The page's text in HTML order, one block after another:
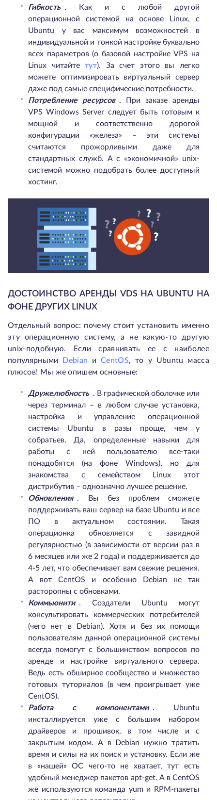
Гибкость . Как и с любой другой
операционной системой на основе Linux, с
Ubuntu у вас максимум возможностей в
индивидуальной и тонкой настройке буквально
всех параметров (о базовой настройке VPS на
Linux читайтетут). За счет этого вы легко
можете оптимизировать виртуальный сервер
даже под самые специфические потребности.
Потребление ресурсов . При заказе аренды
VPS Windows Server следует быть готовым к
мощной и соответственно дорогой
конфигурации «железа» – эти системы
считаются прожорливыми даже для
стандартных служб. А с «экономичной» unix-
системой можно подобрать более доступный
хостинг.
ДОСТОИНСТВО АРЕНДЫ VDS НА UBUNTU НА
ФОНЕ ДРУГИХ LINUX
Отдельный вопрос: почему стоит установить именно
эту операционную систему, а не какую-то другую
unix-подобную. Если сравнивать ее с наиболее
популярными
Debian иCentOS, то у Ubuntu масса
плюсов! Мы же опишем основные:
Дружелюбность . В графической оболочке или
через терминал – в любом случае установка,
настройка и управление операционной
системы Ubuntu в разы проще, чем у
собратьев. Да, определенные навыки для
работы с ней пользователю все-таки
понадобятся (на фоне Windows), но для
знакомства с семейством Linux этот
дистрибутив – однозначно лучшее решение.
Обновления . Вы без проблем сможете
поддерживать ваш сервер на базе Ubuntu и все
ПО в актуальном состоянии. Такая
операционка обновляется с завидной
регулярностью (в зависимости от версии раз в
6 месяцев или же 2 года) и поддерживается до
4-5 лет, что обеспечивает вам свежие решения.
А вот CentOS и особенно Debian не так
расторопны с обновками.
Коммьюнити . Создатели Ubuntu могут
консультировать коммерческих потребителей
(чего нет в Debian). Хотя и без их помощи
пользователям данной операционной системы
всегда помогут с большинством вопросов по
аренде и настройке виртуального сервера.
Ведь есть обширное сообщество и множество
готовых туториалов (в чем проигрывает уже
CentOS).
Работа с компонентами . Ubuntu
инсталлируется уже с большим набором
драйверов и прошивок, в том числе и с
закрытым кодом. А в Debian нужно тратить
время и силы на их поиск и установку. Если же
в «нашей» ОС чего-то не хватает, тут есть
удобный менеджер пакетов apt-get. А в CentOS
же используются команда yum и RPM-пакеты